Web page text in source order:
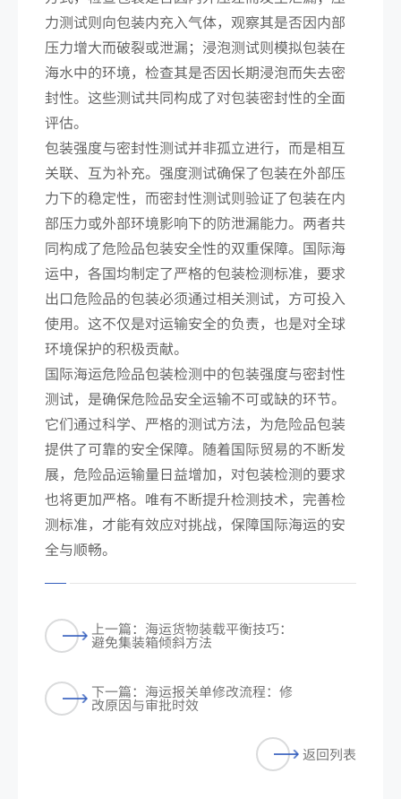
力测试则向包装内充入气体，观察其是否因内部
压力增大而破裂或泄漏；浸泡测试则模拟包装在
海水中的环境，检查其是否因长期浸泡而失去密
封性。这些测试共同构成了对包装密封性的全面
评估。
包装强度与密封性测试并非孤立进行，而是相互
关联、互为补充。强度测试确保了包装在外部压
力下的稳定性，而密封性测试则验证了包装在内
部压力或外部环境影响下的防泄漏能力。两者共
同构成了危险品包装安全性的双重保障。国际海
运中，各国均制定了严格的包装检测标准，要求
出口危险品的包装必须通过相关测试，方可投入
使用。这不仅是对运输安全的负责，也是对全球
环境保护的积极贡献。
国际海运危险品包装检测中的包装强度与密封性
测试，是确保危险品安全运输不可或缺的环节。
它们通过科学、严格的测试方法，为危险品包装
提供了可靠的安全保障。随着国际贸易的不断发
展，危险品运输量日益增加，对包装检测的要求
也将更加严格。唯有不断提升检测技术，完善检
测标准，才能有效应对挑战，保障国际海运的安
全与顺畅。
上一篇：海运货物装载平衡技巧：
避免集装箱倾斜方法
下一篇：海运报关单修改流程：修
改原因与审批时效
返回列表